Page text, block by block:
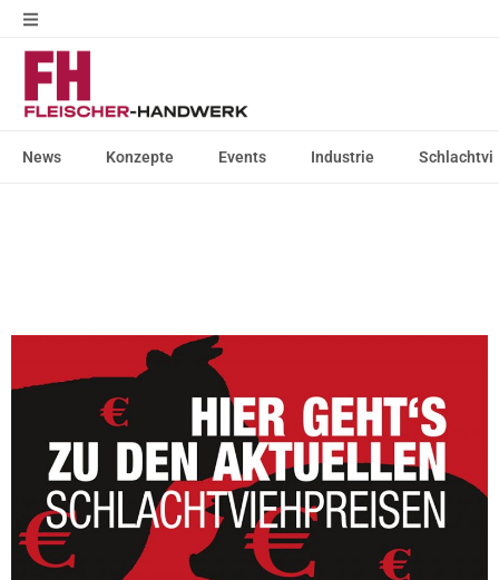
News Konzepte Events Industrie